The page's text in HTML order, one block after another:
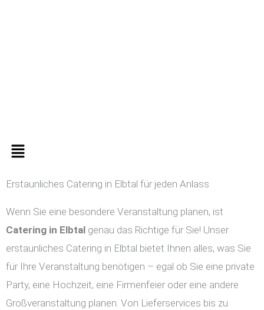
Menü
Erstaunliches Catering in Elbtal für jeden Anlass
Wenn Sie eine besondere Veranstaltung planen, ist
Catering in Elbtal genau das Richtige für Sie! Unser
erstaunliches Catering in Elbtal bietet Ihnen alles, was Sie
für Ihre Veranstaltung benötigen – egal ob Sie eine private
Party, eine Hochzeit, eine Firmenfeier oder eine andere
Großveranstaltung planen. Von Lieferservices bis zu